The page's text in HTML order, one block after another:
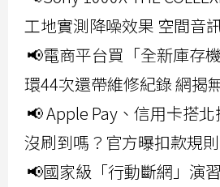
工地實測降噪效果 空間音
📢電商平台買「全新庫存
環44次還帶維修紀錄 網揭
📢 Apple Pay、信用卡搭
沒刷到嗎？官方曝扣款規
📢國家級「行動斷網」演